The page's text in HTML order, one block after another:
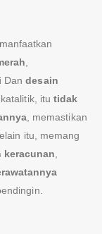
Dandesain
katalitik, itutidak
, memastikan
itu, memang
keracunan